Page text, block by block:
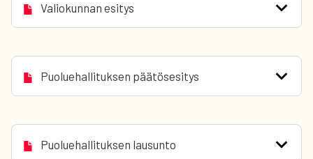
Valiokunnan esitys
Puoluehallituksen päätösesitys
Puoluehallituksen lausunto